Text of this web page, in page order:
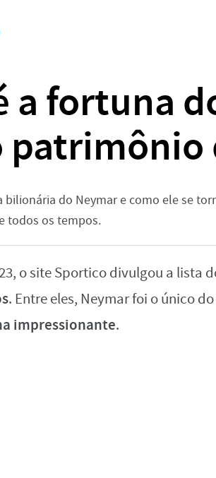
a fortuna
bilionária do Neymar e como ele se
todos os tempos.
o site Sportico divulgou a lista
. Entre eles, Neymar foi o único
impressionante.